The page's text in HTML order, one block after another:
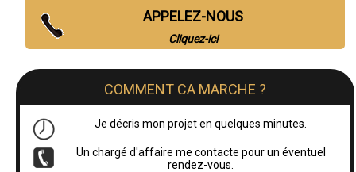
APPELEZ-NOUS
Cliquez-ici
COMMENT CA MARCHE ?
Je décris mon projet en quelques minutes.
Un chargé d'affaire me contacte pour un éventuel
rendez-vous.